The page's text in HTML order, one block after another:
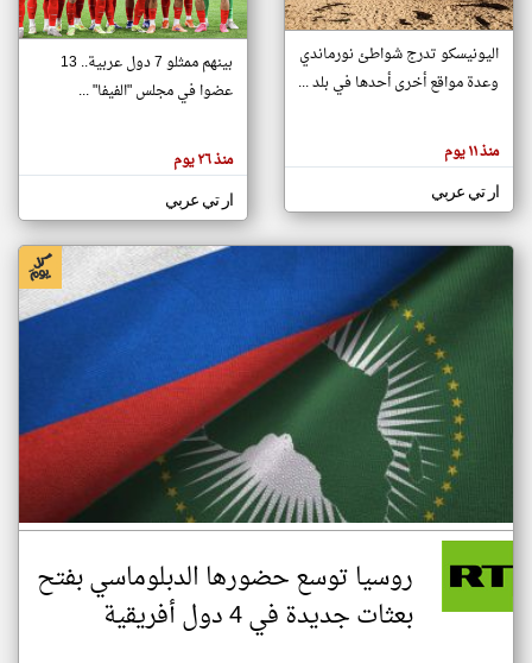
تغيير الدولة
اخبار جزر القمر على مدار الساعة
أهم اخبار جزر القمر العاجلة والمباشرة
هنا عن
وجهة
كاتبيها.
اليونيسكو تدرج شواطئ نورماندي
وعدة مواقع أخرى أحدها في بلد ...
منذ ١١ يوم
ار تي عربي
بينهم ممثلو 7 دول عربية.. 13
عضوا في مجلس "الفيفا" ...
منذ ٢٦ يوم
ار تي عربي
روسيا توسع حضورها الدبلوماسي بفتح
بعثات جديدة في 4 دول أفريقية
klyoum.com